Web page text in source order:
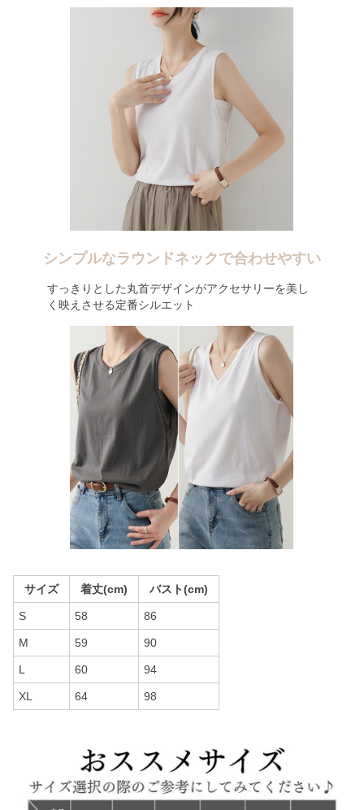
シンプルなラウンドネックで合わせやすい
すっきりとした丸首デザインがアクセサリーを美し
く映えさせる定番シルエット
サイズ 着丈(cm) バスト(cm)
S 58 86
M 59 90
L 60 94
XL 64 98